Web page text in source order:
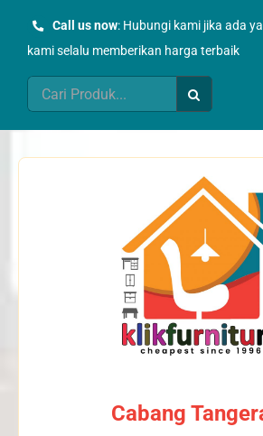
Call us now: Hubungi kami jika ada
kami selalu memberikan harga terbaik
Search
for:
Cabang